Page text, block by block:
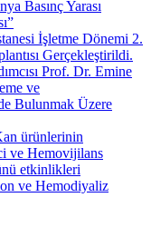
Basınç Yarası
İşletme Dönemi 2.
Gerçekleştirildi.
Prof. Dr. Emine
ve
Bulunmak Üzere
ürünlerinin
ve Hemovijilans
etkinlikleri
ve Hemodiyaliz